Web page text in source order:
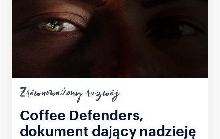
Zrównoważony rozwój
Coffee Defenders,
dokument dający nadzieję